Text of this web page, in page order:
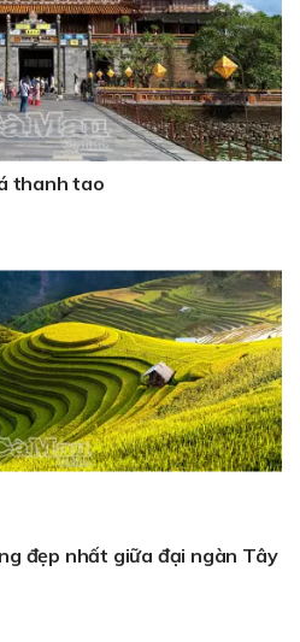
thanh tao
đẹp nhất giữa đại ngàn Tây